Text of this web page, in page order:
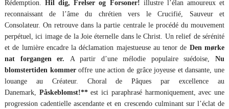
Rédemption.Hil dig, Frelser og Forsoner! illustre l’élan amoureux et
reconnaissant de l’âme du chrétien vers le Crucifié, Sauveur et
Consolateur. On retrouve dans la partie centrale le procédé du mouvement
perpétuel, ici image de la Joie éternelle dans le Christ. Un relief de sérénité
et de lumière encadre la déclamation majestueuse au tenor de Den mørke
nat forgangen er. A partir d’une mélodie populaire suédoise,Nu
blomstertiden kommeroffre une action de grâce joyeuse et dansante, une
louange au Créateur. Choral de Pâques par excellence au
Danemark, Påskeblomst!**est ici paraphrasé harmoniquement, avec une
progression cadentielle ascendante et en crescendo culminant sur l’éclat de